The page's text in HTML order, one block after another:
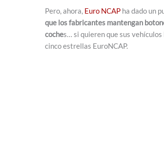
Pero, ahora, Euro NCAP ha dado un
que los fabricantes mantengan
coches… si quieren que sus
cinco estrellas EuroNCAP.